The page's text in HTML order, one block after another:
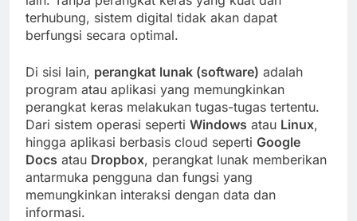
terhubung, sistem digital tidak akan dapat
berfungsi secara optimal.
Di sisi lain, perangkat lunak (software) adalah
program atau aplikasi yang memungkinkan
perangkat keras melakukan tugas-tugas tertentu.
Dari sistem operasi seperti Windows atau Linux,
hingga aplikasi berbasis cloud seperti Google
Docs atau Dropbox, perangkat lunak memberikan
antarmuka pengguna dan fungsi yang
memungkinkan interaksi dengan data dan
informasi.